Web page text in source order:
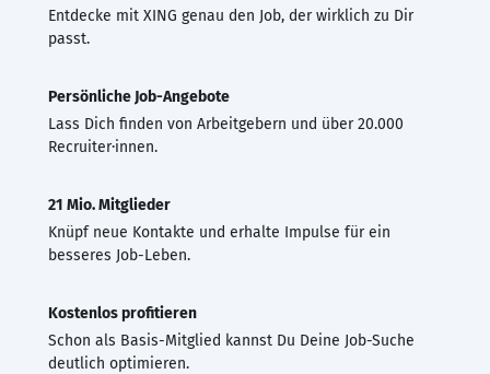
Entdecke mit XING genau den Job, der wirklich zu Dir
passt.
Persönliche Job-Angebote
Lass Dich finden von Arbeitgebern und über 20.000
Recruiter·innen.
21 Mio. Mitglieder
Knüpf neue Kontakte und erhalte Impulse für ein
besseres Job-Leben.
Kostenlos profitieren
Schon als Basis-Mitglied kannst Du Deine Job-Suche
deutlich optimieren.